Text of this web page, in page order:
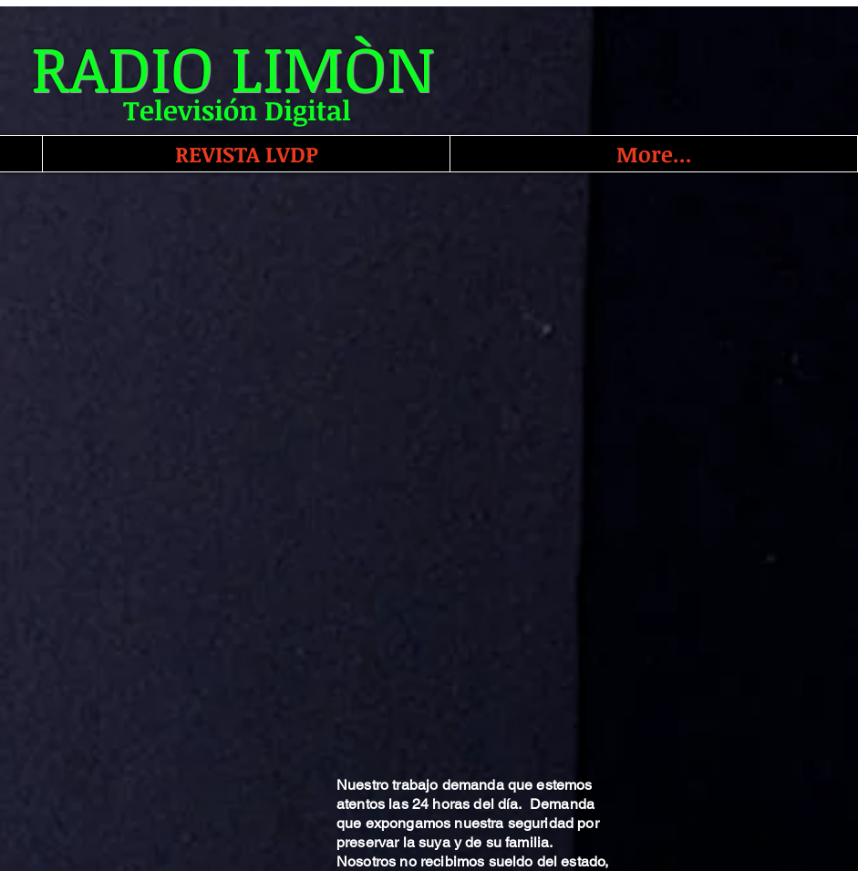
Nuestro trabajo demanda que estemos
atentos las 24 horas del día. Demanda
que expongamos nuestra seguridad por
preservar la suya y de su familia.
Nosotros no recibimos sueldo del estado,
Televisión Digital
RADIO LIMÒN
REVISTA LVDP More...